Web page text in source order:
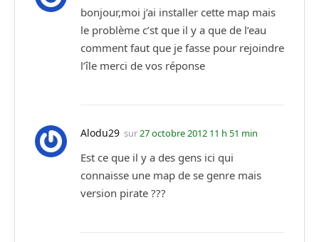
bonjour,moi j’ai installer cette map mais
le problème c’st que il y a que de l’eau
comment faut que je fasse pour rejoindre
l’île merci de vos réponse
Alodu29 sur27 octobre 2012 11 h 51 min
Est ce que il y a des gens ici qui
connaisse une map de se genre mais
version pirate ???